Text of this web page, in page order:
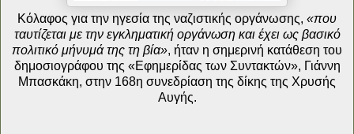
Κόλαφος για την ηγεσία της ναζιστικής οργάνωσης, «που
ταυτίζεται με την εγκληματική οργάνωση και έχει ως βασικό
πολιτικό μήνυμά της τη βία», ήταν η σημερινή κατάθεση του
δημοσιογράφου της «Εφημερίδας των Συντακτών», Γιάννη
Μπασκάκη, στην 168η συνεδρίαση της δίκης της Χρυσής
Αυγής.